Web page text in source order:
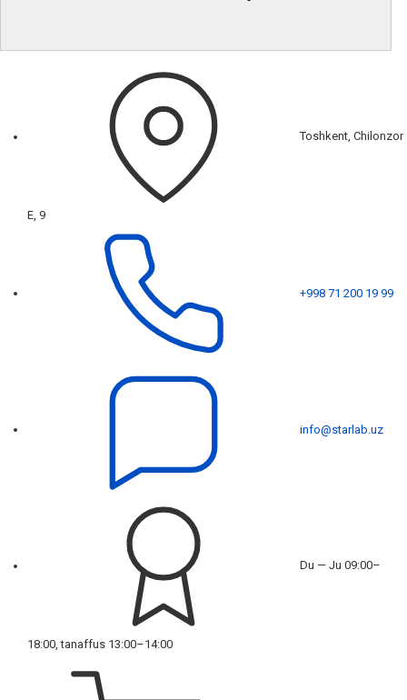
Toshkent, Chilonzor
E, 9
+998 71 200 19 99
info@starlab.uz
Du — Ju 09:00–
18:00, tanaffus 13:00–14:00